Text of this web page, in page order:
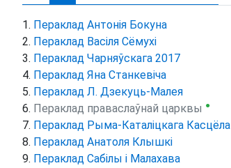
Пераклад Антонія Бокуна
Пераклад Васіля Сёмухі
Пераклад Чарняўскага 2017
Пераклад Яна Станкевіча
Пераклад Л. Дзекуць-Малея
Пераклад праваслаўнай царквы ●
Пераклад Рыма-Каталіцкага Касцёла
Пераклад Анатоля Клышкi
Пераклад Сабілы і Малахава